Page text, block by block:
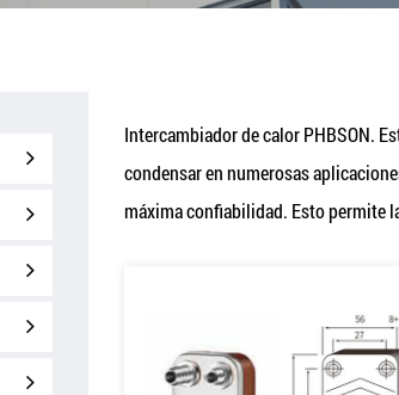
Intercambiador de calor PHBSON.
condensar en numerosas
máxima confiabilidad. Esto permite